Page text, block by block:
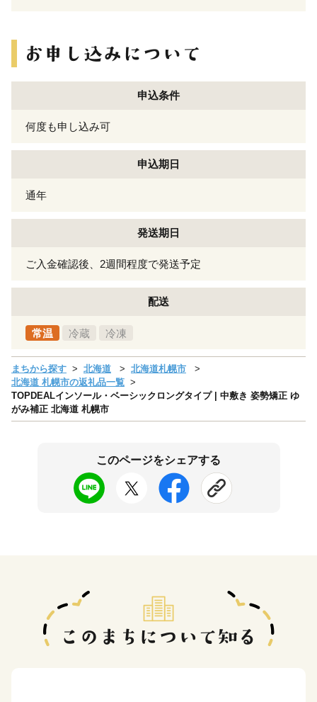
申込条件
何度も申し込み可
申込期日
通年
発送期日
ご入金確認後、2週間程度で発送予定
配送
常温 冷蔵 冷凍
まちから探す 北海道
北海道札幌市
北海道 札幌市の返礼品一覧
TOPDEALインソール・ベーシックロングタイプ | 中敷き 姿勢矯正 ゆ
がみ補正 北海道 札幌市
このページをシェアする